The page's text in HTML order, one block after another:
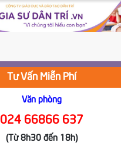
Tư Vấn Miễn Phí
Văn phòng
024 66866 637
(Từ 8h30 đến 18h)